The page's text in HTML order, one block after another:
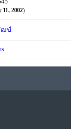
11, 2002)
ฒน์